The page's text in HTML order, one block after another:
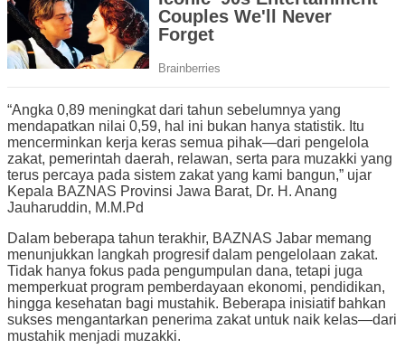
“Angka 0,89 meningkat dari tahun sebelumnya yang
mendapatkan nilai 0,59, hal ini bukan hanya statistik. Itu
mencerminkan kerja keras semua pihak—dari pengelola
zakat, pemerintah daerah, relawan, serta para muzakki yang
terus percaya pada sistem zakat yang kami bangun,” ujar
Kepala BAZNAS Provinsi Jawa Barat, Dr. H. Anang
Jauharuddin, M.M.Pd
Dalam beberapa tahun terakhir, BAZNAS Jabar memang
menunjukkan langkah progresif dalam pengelolaan zakat.
Tidak hanya fokus pada pengumpulan dana, tetapi juga
memperkuat program pemberdayaan ekonomi, pendidikan,
hingga kesehatan bagi mustahik. Beberapa inisiatif bahkan
sukses mengantarkan penerima zakat untuk naik kelas—dari
mustahik menjadi muzakki.